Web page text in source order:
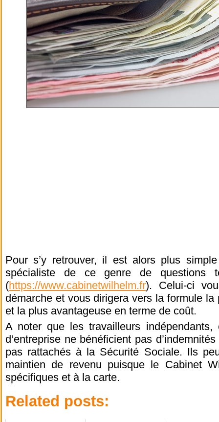
Pour s’y retrouver, il est alors plus
spécialiste de ce genre de questions
(https://www.cabinetwilhelm.fr). Celui-ci
démarche et vous dirigera vers la formule
et la plus avantageuse en terme de coût.
A noter que les travailleurs indépendants,
d’entreprise ne bénéficient pas
pas rattachés à la Sécurité Sociale. Ils
maintien de revenu puisque le Cabinet
spécifiques et à la carte.
Related posts: